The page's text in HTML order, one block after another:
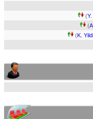
(
(
(K.